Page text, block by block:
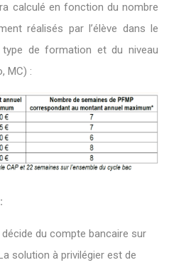
calculé en fonction du nombre
réalisés par l’élève dans le
de formation et du niveau
MC) :
du compte bancaire sur
solution à privilégier est de